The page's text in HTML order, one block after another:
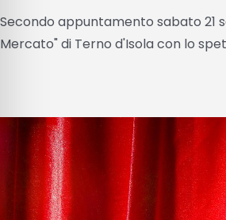
Secondo appuntamento sabato 21
Mercato" di Terno d'Isola con lo